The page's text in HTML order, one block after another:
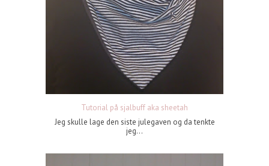
Tutorial på sjalbuff aka sheetah
Jeg skulle lage den siste julegaven og da tenkte
jeg...